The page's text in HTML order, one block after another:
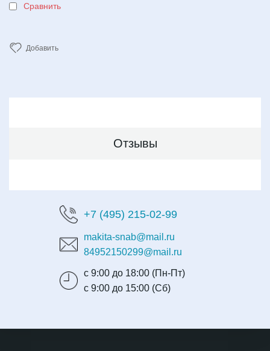
Сравнить
Добавить
Отзывы
+7 (495) 215-02-99
makita-snab@mail.ru
84952150299@mail.ru
с 9:00 до 18:00 (Пн-Пт)
с 9:00 до 15:00 (Сб)